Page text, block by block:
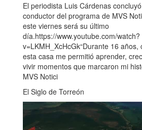
El periodista Luis Cárdenas
conductor del programa de MVS
este viernes será su último
día.https://www.youtube.com/watch?
v=LKMH_XcHcGk“Durante 16 años,
esta casa me permitió aprender,
vivir momentos que marcaron mi
MVS Notici
El Siglo de Torreón